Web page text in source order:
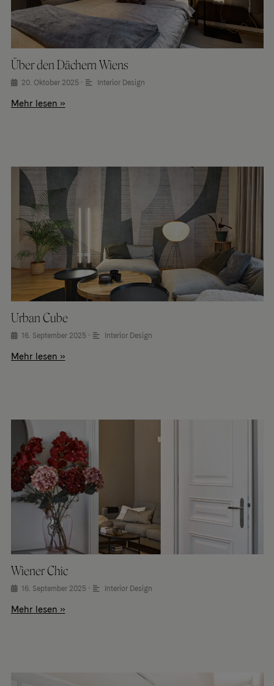
Über den Dächern Wiens
20. Oktober 2025 • Interior Design
Mehr lesen »
Urban Cube
16. September 2025 • Interior Design
Mehr lesen »
Wiener Chic
16. September 2025 • Interior Design
Mehr lesen »